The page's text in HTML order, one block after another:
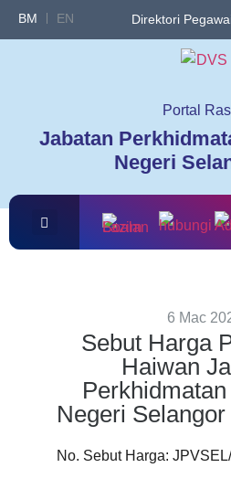
BM EN Direktori
Portal
Jabatan
Negeri
6 Mac
Sebut Harga
Haiwan
Negeri
No. Sebut Harga: